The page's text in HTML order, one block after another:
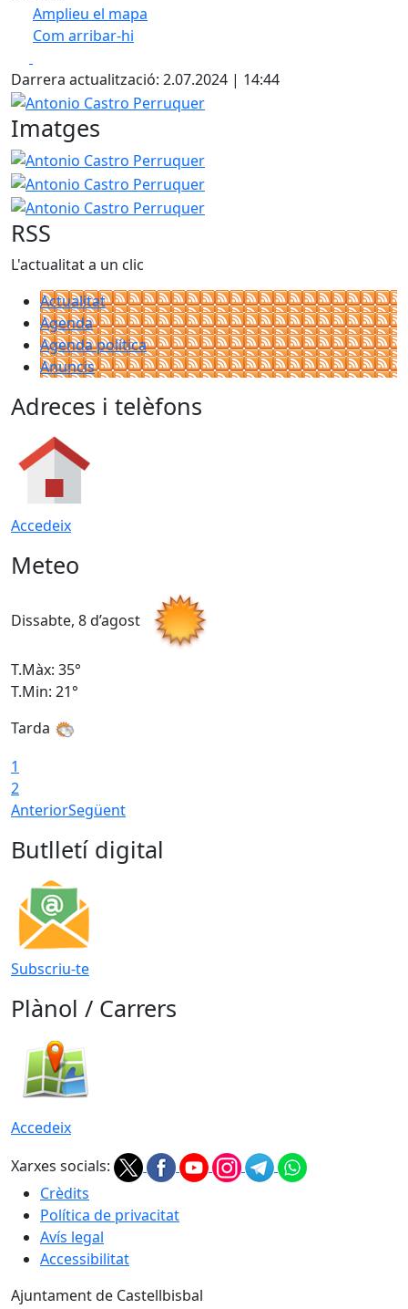
Amplieu el mapa
Com arribar-hi
+
−
Darrera actualització: 2.07.2024 | 14:44
Antonio Castro Perruquer
Imatges
Antonio Castro Perruquer
Antonio Castro Perruquer
Antonio Castro Perruquer
RSS
L'actualitat a un clic
Actualitat
Agenda
Agenda política
Anuncis
Adreces i telèfons
Accedeix
Meteo
Dissabte, 8 d’agost
T.Màx: 35°
T.Min: 21°
Tarda
1
2
AnteriorSegüent
Butlletí digital
Subscriu-te
Plànol / Carrers
Accedeix
Xarxes socials:
Crèdits
Política de privacitat
Avís legal
Accessibilitat
Ajuntament de Castellbisbal